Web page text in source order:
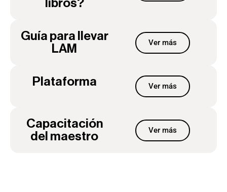
libros?
Guía para llevar
LAM
Ver más
Plataforma Ver más
Capacitación
del maestro
Ver más